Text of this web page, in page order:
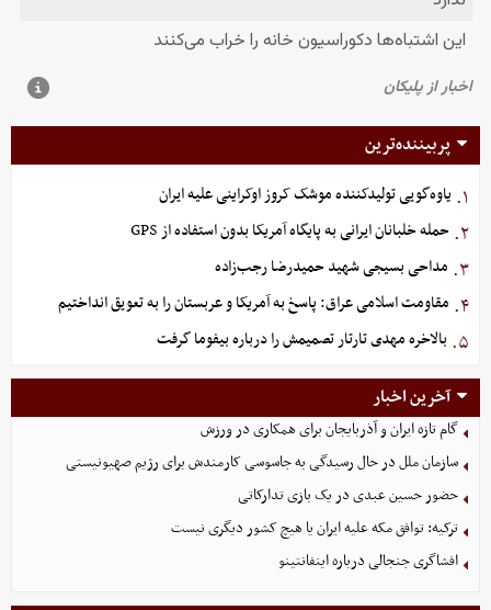
پربیننده‌ترین
۱. یاوه‌گویی تولیدکننده موشک کروز اوکراینی علیه ایران
۲. حمله خلبانان ایرانی به پایگاه آمریکا بدون استفاده از GPS
۳. مداحی بسیجی شهید حمیدرضا رجب‌زاده
۴. مقاومت اسلامی عراق: پاسخ به آمریکا و عربستان را به تعویق انداختیم
۵. بالاخره مهدی تارتار تصمیمش را درباره بیفوما گرفت
آخرین اخبار
گام تازه ایران و آذربایجان برای همکاری در ورزش
سازمان ملل در حال رسیدگی به جاسوسی کارمندش برای رژیم صهیونیستی
حضور حسین عبدی در یک بازی تدارکاتی
ترکیه: توافق مکه علیه ایران یا هیچ کشور دیگری نیست
افشاگری جنجالی درباره اینفانتینو